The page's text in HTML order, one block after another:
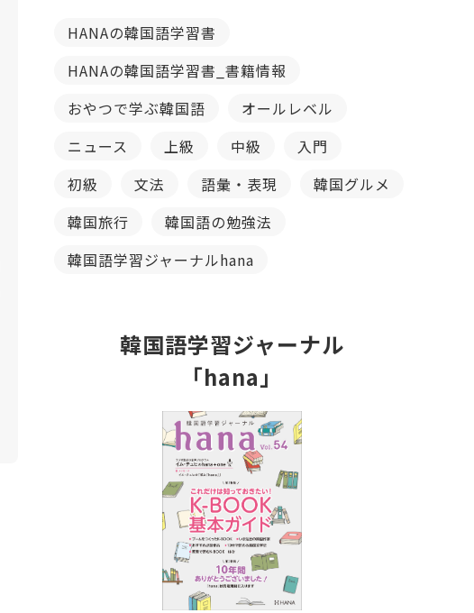
HANAの韓国語学習書
HANAの韓国語学習書_書籍情報
おやつで学ぶ韓国語
オールレベル
ニュース
上級 中級
入門
初級
文法 語彙・表現
韓国グルメ
韓国旅行
韓国語の勉強法
韓国語学習ジャーナルhana
韓国語学習ジャーナル
「hana」